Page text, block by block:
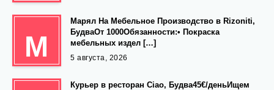
М
Марял На Мебельное Производство в Rizoniti,
БудваОт 1000Обязанности:• Покраска
мебельных издел […]
5 августа, 2026
Курьер в ресторан Ciao, Будва45€/деньИщем